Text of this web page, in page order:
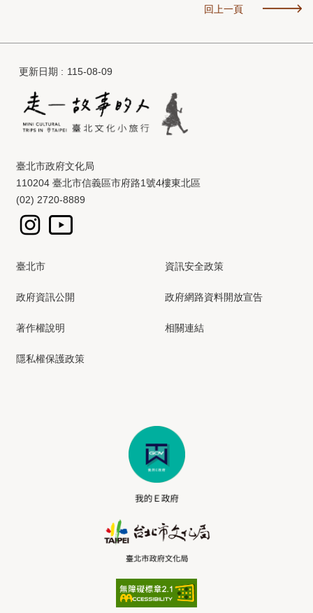
回上一頁
更新日期 115-08-09
臺北市政府文化局
110204 臺北市信義區市府路1號4樓東北區
(02) 2720-8889
臺北市
政府資訊公開
著作權說明
隱私權保護政策
資訊安全政策
政府網路資料開放宣告
相關連結